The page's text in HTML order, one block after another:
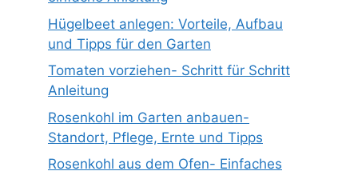
Hügelbeet anlegen: Vorteile, Aufbau
und Tipps für den Garten
Tomaten vorziehen- Schritt für Schritt
Anleitung
Rosenkohl im Garten anbauen-
Standort, Pflege, Ernte und Tipps
Rosenkohl aus dem Ofen- Einfaches